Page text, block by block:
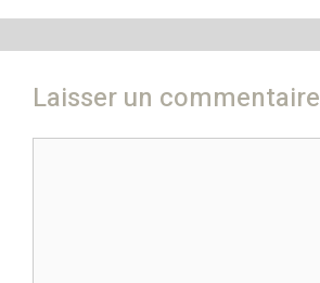
Laisser un commentaire